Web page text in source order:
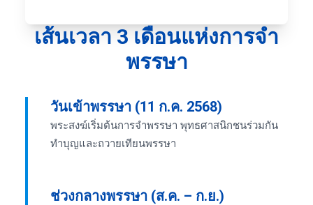
เส้นเวลา 3 เดือนแห่งการจำ
พรรษา
วันเข้าพรรษา (11 ก.ค. 2568)
พระสงฆ์เริ่มต้นการจำพรรษา พุทธศาสนิกชนร่วมกัน
ทำบุญและถวายเทียนพรรษา
ช่วงกลางพรรษา (ส.ค. – ก.ย.)